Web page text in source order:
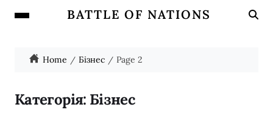
BATTLE OF NATIONS
Home Бізнес Page 2
Категорія: Бізнес